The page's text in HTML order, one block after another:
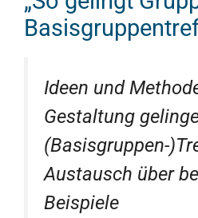
Ideen und
Gestaltung
(Basisgruppen-
Austausch über
Beispiele